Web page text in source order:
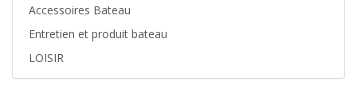
Accessoires Bateau
Entretien et produit bateau
LOISIR